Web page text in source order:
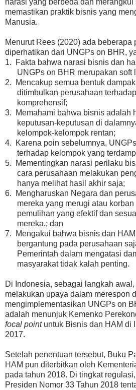
narasi yang berbeda dan
memastikan praktik bisnis yang
Manusia.
Menurut Rees (2020) ada beberapa
diperhatikan dari UNGPs on BHR,
1.
Fakta bahwa narasi bisnis dan
UNGPs on BHR merupakan soft
2.
Mencakup semua bentuk
ditimbulkan perusahaan
komprehensif;
3.
Memahami bahwa bisnis adalah
keputusan-keputusan di
kelompok-kelompok rentan;
4.
Karena poin sebelumnya,
terhadap kelompok yang
5.
Mementingkan narasi perilaku
cara perusahaan melakukan
hanya melihat hasil akhir saja;
6.
Mengharuskan Negara dan
mereka yang merugi atau
pemulihan yang efektif dan
mereka.; dan
7.
Mengakui bahwa bisnis dan
bergantung pada perusahaan
Pemerintah dalam mengatasi
masyarakat tidak kalah penting.
Di Indonesia, sebagai langkah
melakukan upaya dalam merespon
mengimplementasikan UNGPs on
adalah menunjuk Kemenko
focal pointuntuk Bisnis dan HAM di
2017.
Setelah penentuan tersebut, Buku
HAM pun diterbitkan oleh
pada tahun 2018. Di tingkat
Presiden Nomor 33 Tahun 2018